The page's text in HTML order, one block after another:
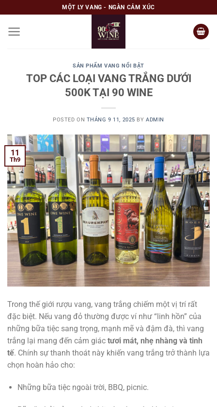
to
content
MỘT LY VANG - NGÀN CẢM XÚC
SẢN PHẨM VANG NỔI BẬT
TOP CÁC LOẠI VANG TRẮNG DƯỚI
500K TẠI 90 WINE
POSTED ON THÁNG 9 11, 2025 BY ADMIN
11
Th9
Trong thế giới rượu vang, vang trắng chiếm một vị trí rất
đặc biệt. Nếu vang đỏ thường được ví như “linh hồn” của
những bữa tiệc sang trọng, mạnh mẽ và đậm đà, thì vang
trắng lại mang đến cảm giác tươi mát, nhẹ nhàng và tinh
tế. Chính sự thanh thoát này khiến vang trắng trở thành lựa
chọn hoàn hảo cho:
Những bữa tiệc ngoài trời, BBQ, picnic.